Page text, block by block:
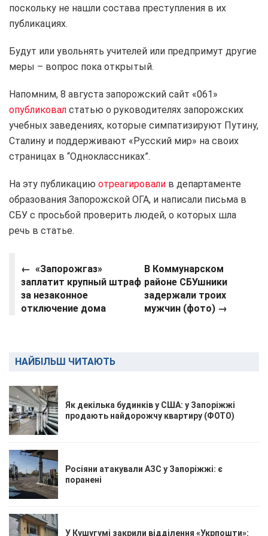
поскольку не нашли состава преступления в их
публикациях.
Будут или увольнять учителей или предпримут другие
меры – вопрос пока открытый.
Напомним, 8 августа запорожский сайт «061»
опубликовал статью о руководителях запорожских
учебных заведениях, которые симпатизируют Путину,
Сталину и поддерживают «Русский мир» на своих
страницах в “Одноклассниках”.
На эту публикацию отреагировали в департаменте
образования Запорожской ОГА, и написали письма в
СБУ с просьбой проверить людей, о которых шла
речь в статье.
← «Запорожгаз»
заплатит крупный штраф
за незаконное
отключение дома
В Коммунарском
районе СБУшники
задержали троих
мужчин (фото) →
НАЙБІЛЬШ ЧИТАЮТЬ
Як декілька будинків у США: у Запоріжжі
продають найдорожчу квартиру (ФОТО)
Росіяни атакували АЗС у Запоріжжі: є
поранені
У Кушугумі закрили відділення «Укрпошти»: